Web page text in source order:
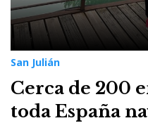
San Julián
Cerca de 200
toda España